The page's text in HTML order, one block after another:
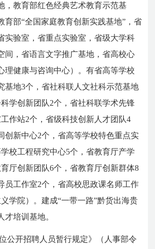
，教育部红色经典艺术教育示范基
育部“全国家庭教育创新实践基地”，省
实验室，省重点实验室，省级大学科
间，省语言文字推广基地，省高校心
理健康与咨询中心）。有省高等学校
基地3个，省社科联人文社科示范基地
学创新团队2个，省社科联学术先锋
作站2个，省级科技创新人才团队4
创新中心2个，省高等学校特色重点实
校工程研究中心5个，省教育厅产学
厅创新团队6个，省教育厅创新群体8
员工作室2个，省高校思政课名师工作
学院）。建成“一带一路”黔货出海贵
才培训基地。
公开招聘人员暂行规定》（人事部令